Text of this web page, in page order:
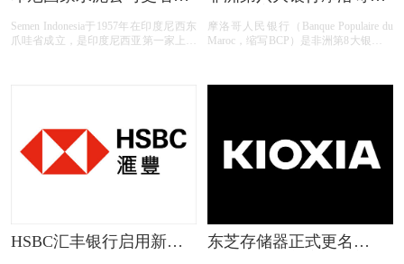
Semen Indonesia于1957年在印度尼西东
爪哇省成立，是印度尼西亚第一家上市
达3550万吨，是印尼最大的水泥生产商
摩洛哥人民银行（Banque Populaire du
Maroc，缩写BCP）是非洲第8大银行，
区性商业合作社及卡萨布兰卡当地金融
HSBC汇丰银行启用新
东芝存储器正式更名